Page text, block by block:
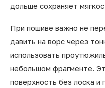
дольше сохраняет
При пошиве важно не
давить на ворс через
использовать
небольшом фрагменте.
поверхность без лоска